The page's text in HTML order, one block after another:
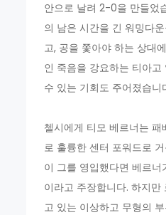
안으로 날려 2-0을 만들었
의 남은 시간을 긴 워밍다
고, 공을 쫓아야 하는 상대
인 죽음을 강요하는 티아
수 있는 기회도 주어졌습니
첼시에게 티모 베르너는
로 훌륭한 센터 포워드로
이 그를 영입했다면 베르
이라고 주장합니다. 하지만
고 있는 이상하고 무형의